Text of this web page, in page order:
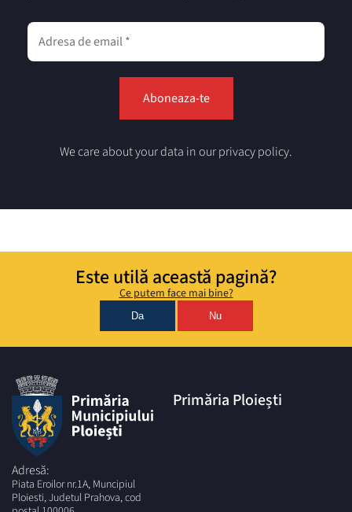
We care about your data in our privacy policy.
Este utilă această pagină?
Ce putem face mai bine?
Da Nu
Adresă:
Piata Eroilor nr.1A, Muncipiul
Ploiesti, Judetul Prahova, cod
Primăria Ploiești